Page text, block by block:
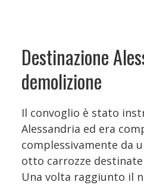
Destinazione
demolizione
Il convoglio è stato
Alessandria ed era
complessivamente da
otto carrozze
Una volta raggiunto il